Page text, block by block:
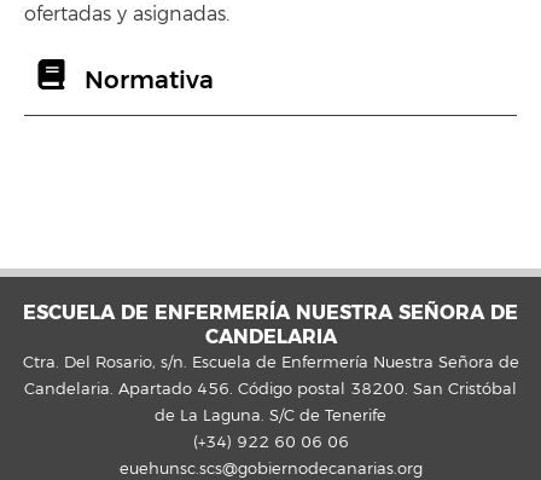
ofertadas y asignadas.
Normativa
ESCUELA DE ENFERMERÍA NUESTRA SEÑORA DE
CANDELARIA
Ctra. Del Rosario, s/n. Escuela de Enfermería Nuestra Señora de
Candelaria. Apartado 456. Código postal 38200. San Cristóbal
de La Laguna. S/C de Tenerife
(+34) 922 60 06 06
euehunsc.scs@gobiernodecanarias.org